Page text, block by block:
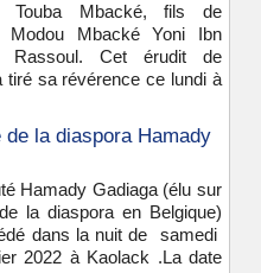
Touba Mbacké, fils de
Modou Mbacké Yoni Ibn
Rassoul. Cet érudit de
tiré sa révérence ce lundi à
la diaspora Hamady
Hamady Gadiaga (élu sur
la diaspora en Belgique)
dans la nuit de samedi
2022 à Kaolack .La date